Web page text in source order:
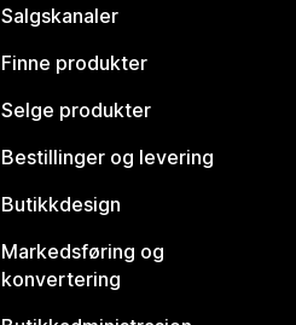
Salgskanaler
Finne produkter
Selge produkter
Bestillinger og levering
Butikkdesign
Markedsføring og
konvertering